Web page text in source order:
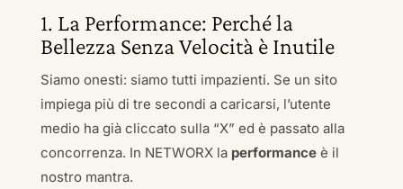
1. La Performance: Perché la
Bellezza Senza Velocità è Inutile
Siamo onesti: siamo tutti impazienti. Se un sito
impiega più di tre secondi a caricarsi, l’utente
medio ha già cliccato sulla “X” ed è passato alla
concorrenza. In NETWORX la performanceè il
nostro mantra.